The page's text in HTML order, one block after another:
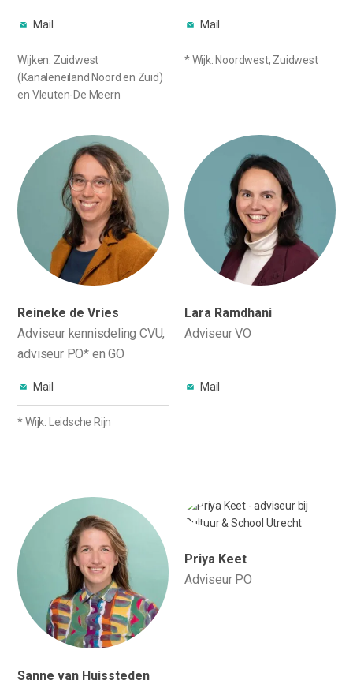
Mail
Wijken: Zuidwest
(Kanaleneiland Noord en Zuid)
en Vleuten-De Meern
Mail
* Wijk: Noordwest, Zuidwest
Reineke de Vries
Adviseur kennisdeling CVU,
adviseur PO* en GO
Mail
* Wijk: Leidsche Rijn
Lara Ramdhani
Adviseur VO
Mail
Sanne van Huissteden
Priya Keet
Adviseur PO